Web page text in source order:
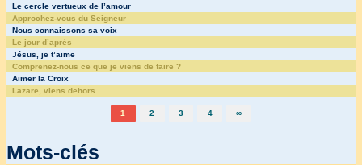
Le cercle vertueux de l’amour
Approchez-vous du Seigneur
Nous connaissons sa voix
Le jour d’après
Jésus, je t’aime
Comprenez-nous ce que je viens de faire ?
Aimer la Croix
Lazare, viens dehors
1 2 3 4 ∞
Mots-clés